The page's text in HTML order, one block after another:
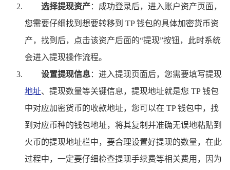
选择提现资产：成功登录后，进入账户资产页面，
您需要仔细找到想要转移到 TP 钱包的具体加密货币资
产，找到后，点击该资产后面的“提现”按钮，此时系统
会进入提现操作流程。
设置提现信息：进入提现页面后，您需要填写提现
地址、提现数量等关键信息，提现地址就是您 TP 钱包
中对应加密货币的收款地址，您可以在 TP 钱包中，找
到对应币种的钱包地址，将其复制并准确无误地粘贴到
火币的提现地址栏中，要合理设置好提现的数量，在此
过程中，一定要仔细检查提现手续费等相关费用，因为